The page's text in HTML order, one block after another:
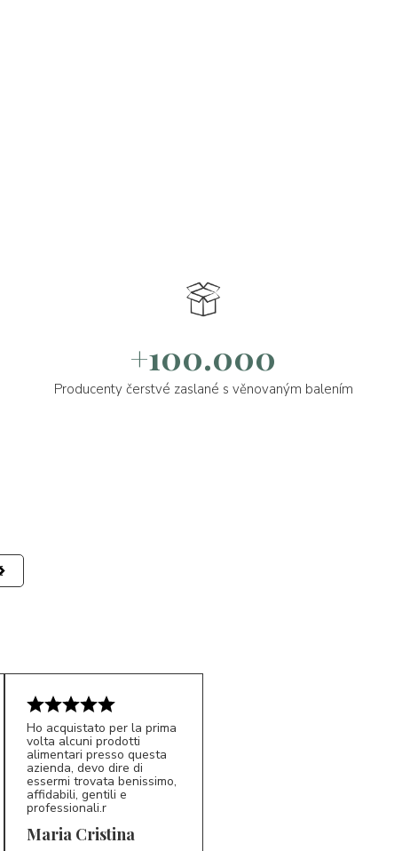
+100.000
Producenty čerstvé zaslané s věnovaným balením
MC 5/5
Ho acquistato per la prima
volta alcuni prodotti
alimentari presso questa
azienda, devo dire di
essermi trovata benissimo,
affidabili, gentili e
professionali.r
Maria Cristina